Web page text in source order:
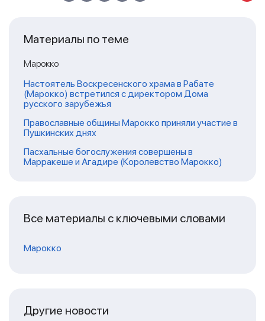
Материалы по теме
Марокко
Настоятель Воскресенского храма в Рабате
(Марокко) встретился с директором Дома
русского зарубежья
Православные общины Марокко приняли участие в
Пушкинских днях
Пасхальные богослужения совершены в
Марракеше и Агадире (Королевство Марокко)
Все материалы с ключевыми словами
Марокко
Другие новости